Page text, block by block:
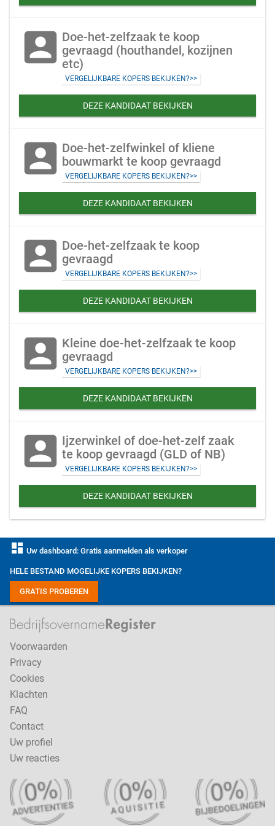
account_box Doe-het-zelfzaak te koop
gevraagd (houthandel, kozijnen
etc)
VERGELIJKBARE KOPERS BEKIJKEN?>>
DEZE KANDIDAAT BEKIJKEN
account_box Doe-het-zelfwinkel of kliene
bouwmarkt te koop gevraagd
VERGELIJKBARE KOPERS BEKIJKEN?>>
DEZE KANDIDAAT BEKIJKEN
account_box Doe-het-zelfzaak te koop
gevraagd
VERGELIJKBARE KOPERS BEKIJKEN?>>
DEZE KANDIDAAT BEKIJKEN
account_box Kleine doe-het-zelfzaak te koop
gevraagd
VERGELIJKBARE KOPERS BEKIJKEN?>>
DEZE KANDIDAAT BEKIJKEN
account_box Ijzerwinkel of doe-het-zelf zaak
te koop gevraagd (GLD of NB)
VERGELIJKBARE KOPERS BEKIJKEN?>>
DEZE KANDIDAAT BEKIJKEN
dashboard Uw dashboard: Gratis aanmelden als verkoper
HELE BESTAND MOGELIJKE KOPERS BEKIJKEN?
GRATIS PROBEREN
Voorwaarden
Privacy
Cookies
Klachten
FAQ
Contact
Uw profiel
Uw reacties